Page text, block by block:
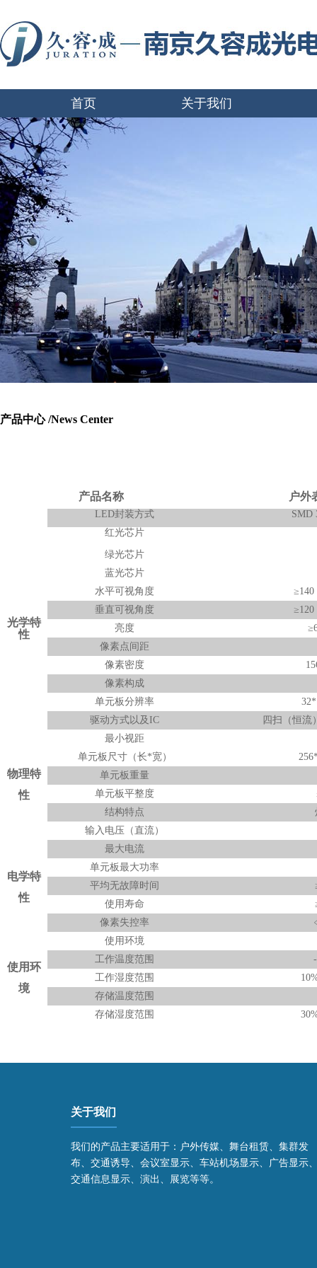
首页 关于我们
产品中心 /News Center
产品名称 户外
光学特
性
LED封装方式
SMD
红光芯片
绿光芯片
蓝光芯片
水平可视角度
≥140
垂直可视角度
≥120
亮度
像素点间距
像素密度
像素构成
单元板分辨率
驱动方式以及IC
四扫（恒流
最小视距
物理特
性
单元板尺寸（长*宽）
单元板重量
单元板平整度
结构特点
电学特
性
输入电压（直流）
最大电流
单元板最大功率
平均无故障时间
使用寿命
像素失控率
使用环
境
使用环境
工作温度范围
工作湿度范围
存储温度范围
存储湿度范围
关于我们
我们的产品主要适用于：户外传媒、舞台租赁、集群发
布、交通诱导、会议室显示、车站机场显示、广告显示
交通信息显示、演出、展览等等。